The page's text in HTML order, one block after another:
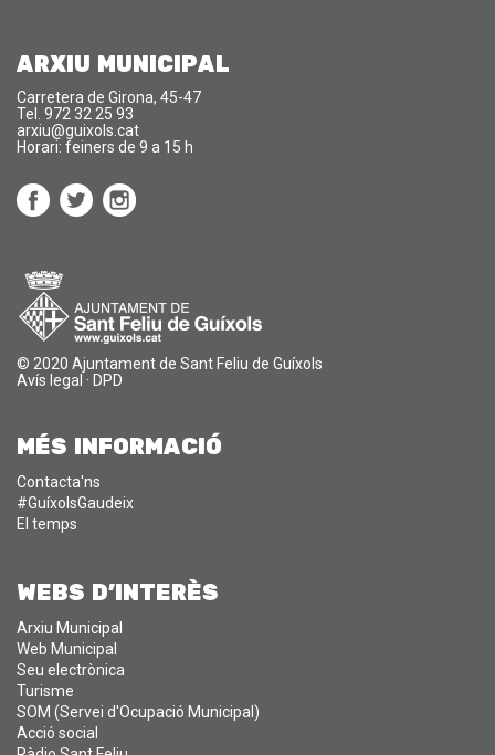
ARXIU MUNICIPAL
Carretera de Girona, 45-47
Tel. 972 32 25 93
arxiu@guixols.cat
Horari: feiners de 9 a 15 h
© 2020 Ajuntament de Sant Feliu de Guíxols
Avís legal · DPD
MÉS INFORMACIÓ
Contacta'ns
#GuíxolsGaudeix
El temps
WEBS D'INTERÈS
Arxiu Municipal
Web Municipal
Seu electrònica
Turisme
SOM (Servei d'Ocupació Municipal)
Acció social